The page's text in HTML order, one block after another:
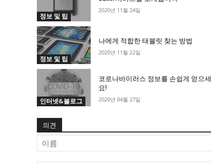
정보 및 팁
2020년 11월 24일
정보 및 팁
나에게 적합한 태블릿 찾는 방법
2020년 11월 22일
인터넷&블로그
코로나바이러스 정보를 손쉽게 얻으세
요!
2020년 04월 27일
의견